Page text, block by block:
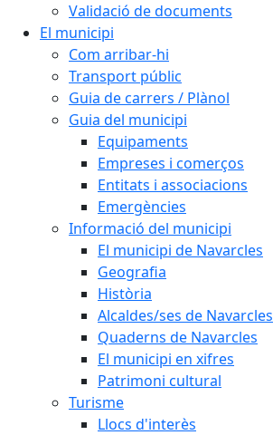
Validació de documents
El municipi
Com arribar-hi
Transport públic
Guia de carrers / Plànol
Guia del municipi
Equipaments
Empreses i comerços
Entitats i associacions
Emergències
Informació del municipi
El municipi de Navarcles
Geografia
Història
Alcaldes/ses de Navarcles
Quaderns de Navarcles
El municipi en xifres
Patrimoni cultural
Turisme
Llocs d'interès